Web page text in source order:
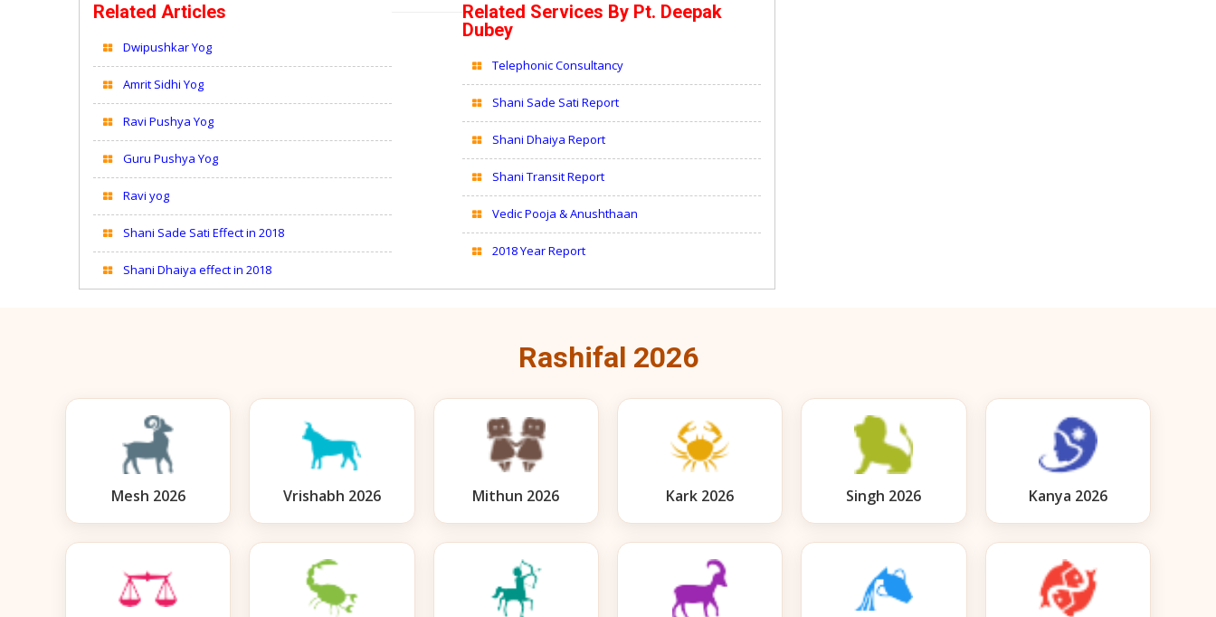
Related Articles
Dwipushkar Yog
Amrit Sidhi Yog
Ravi Pushya Yog
Guru Pushya Yog
Ravi yog
Shani Sade Sati Effect in 2018
Shani Dhaiya effect in 2018
Related Services By Pt. Deepak
Dubey
Telephonic Consultancy
Shani Sade Sati Report
Shani Dhaiya Report
Shani Transit Report
Vedic Pooja & Anushthaan
2018 Year Report
Rashifal 2026
Mesh 2026 Vrishabh 2026 Mithun 2026 Kark 2026 Singh 2026 Kanya 2026